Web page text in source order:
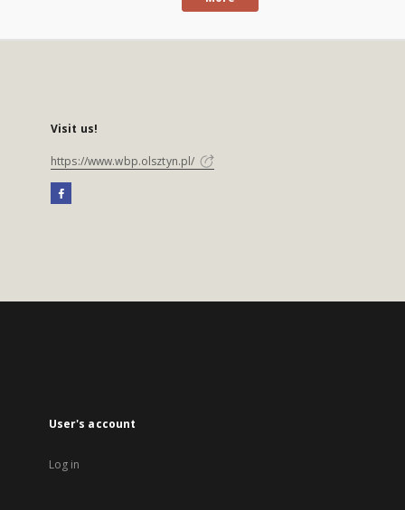
Visit us!
https://www.wbp.olsztyn.pl/
User's account
Log in